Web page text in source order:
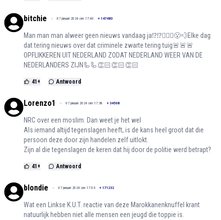
bitchie 07 januari 2024 om 17:40 + 147483
Man man man alweer geen nieuws vandaag ja⁉️⁉️🤷🏻‍♀️😮‍💨Elke dag
dat tering nieuws over dat criminele zwarte tering tuig🚨🚨🚨
OPFLIKKEREN UIT NEDERLAND ZODAT NEDERLAND WEER VAN DE
NEDERLANDERS ZIJN🦾🦾👏🏻👏🏻👏🏻
41 + Antwoord
Lorenzo1 07 januari 2024 om 17:38 + 34508
NRC over een moslim. Dan weet je het wel
Als iemand altijd tegenslagen heeft, is de kans heel groot dat die
persoon deze door zijn handelen zelf uitlokt.
Zijn al die tegenslagen de keren dat hij door de politie werd betrapt?
41 + Antwoord
blondie 07 januari 2024 om 17:03 + 171232
Wat een Linkse K.U.T. reactie van deze Marokkanenknuffel krant
natuurlijk hebben niet alle mensen een jeugd die toppie is.